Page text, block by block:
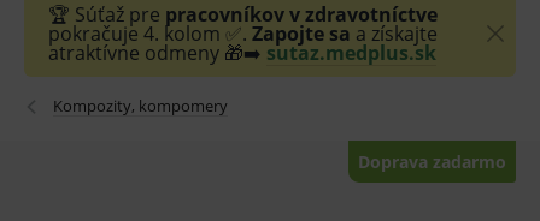
🏆 Súťaž pre pracovníkov v zdravotníctve
pokračuje 4. kolom ✅. Zapojte sa a získajte
atraktívne odmeny 🎁➡️ sutaz.medplus.sk
Kompozity, kompomery
Doprava zadarmo